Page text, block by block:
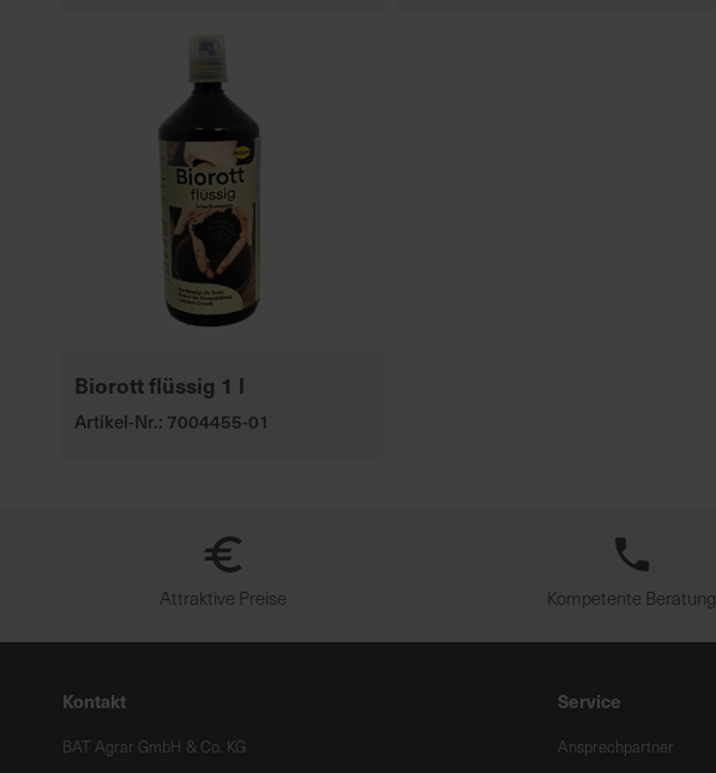
Biorott flüssig 1 l
Artikel-Nr.: 7004455-01
Attraktive Preise Kompetente Beratung
Kontakt
BAT Agrar GmbH & Co. KG
Service
Ansprechpartner